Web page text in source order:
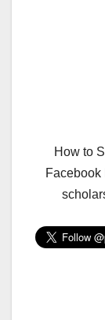
How to
Facebook